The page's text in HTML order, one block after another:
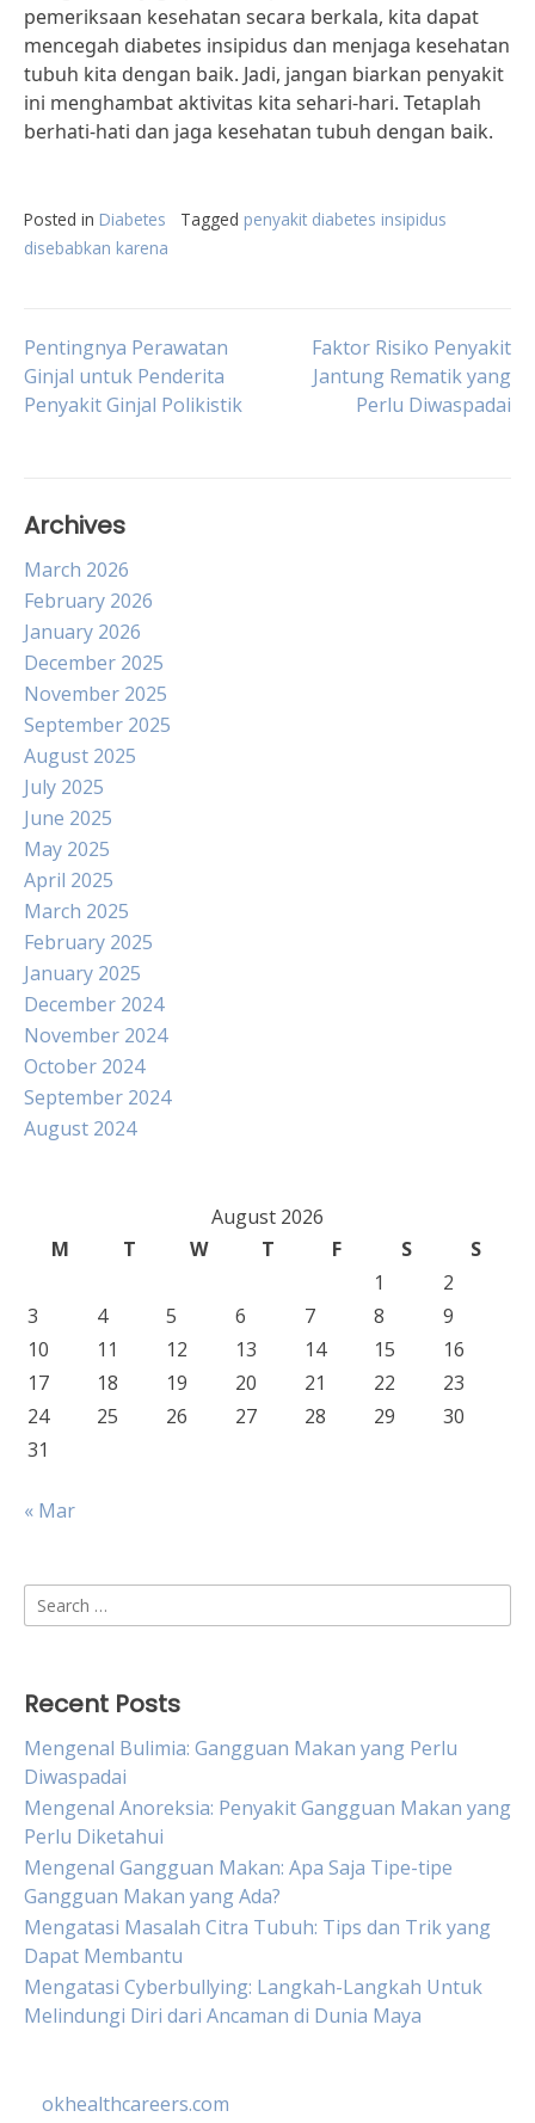
pemeriksaan kesehatan secara berkala, kita dapat
mencegah diabetes insipidus dan menjaga kesehatan
tubuh kita dengan baik. Jadi, jangan biarkan penyakit
ini menghambat aktivitas kita sehari-hari. Tetaplah
berhati-hati dan jaga kesehatan tubuh dengan baik.
Posted in Diabetes Tagged penyakit diabetes insipidus
disebabkan karena
Post
navigation
Pentingnya Perawatan
Ginjal untuk Penderita
Penyakit Ginjal Polikistik
Faktor Risiko Penyakit
Jantung Rematik yang
Perlu Diwaspadai
Archives
March 2026
February 2026
January 2026
December 2025
November 2025
September 2025
August 2025
July 2025
June 2025
May 2025
April 2025
March 2025
February 2025
January 2025
December 2024
November 2024
October 2024
September 2024
August 2024
August 2026
M
T W T F S
S
1
2
3
4 5 6 7 8
9
10
11 12 13 14 15
16
17
18 19 20 21 22
23
24
25 26 27 28 29
30
31
« Mar
Search
for:
Recent Posts
Mengenal Bulimia: Gangguan Makan yang Perlu
Diwaspadai
Mengenal Anoreksia: Penyakit Gangguan Makan yang
Perlu Diketahui
Mengenal Gangguan Makan: Apa Saja Tipe-tipe
Gangguan Makan yang Ada?
Mengatasi Masalah Citra Tubuh: Tips dan Trik yang
Dapat Membantu
Mengatasi Cyberbullying: Langkah-Langkah Untuk
Melindungi Diri dari Ancaman di Dunia Maya
okhealthcareers.com